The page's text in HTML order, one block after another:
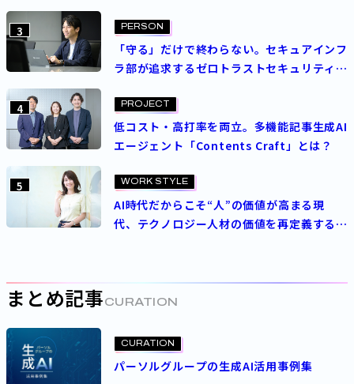
3 PERSON
「守る」だけで終わらない。セキュアインフ
ラ部が追求するゼロトラストセキュリティの
4 PROJECT
低コスト・高打率を両立。多機能記事生成AI
エージェント「Contents Craft」とは？
5 WORK STYLE
AI時代だからこそ“人”の価値が高まる現
代、テクノロジー人材の価値を再定義する
まとめ記事 CURATION
CURATION
パーソルグループの生成AI活用事例集